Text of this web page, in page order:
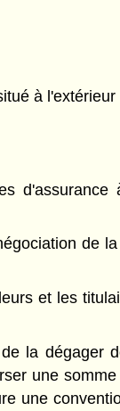
à
de
et les
la dégager
une
une